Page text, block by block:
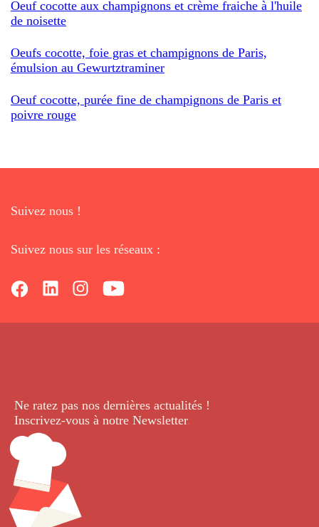
Oeuf cocotte aux champignons et crème fraiche à l'huile
de noisette
Oeufs cocotte, foie gras et champignons de Paris,
émulsion au Gewurtztraminer
Oeuf cocotte, purée fine de champignons de Paris et
poivre rouge
Suivez nous !
Suivez nous sur les réseaux :
Ne ratez pas nos dernières actualités !
Inscrivez-vous à notre Newsletter.